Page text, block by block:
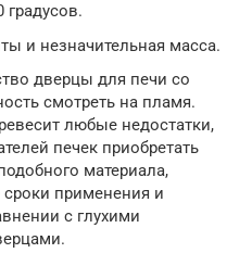
градусов.
и незначительная масса.
дверцы для печи со
смотреть на пламя.
любые недостатки,
печек приобретать
материала,
применения и
с глухими